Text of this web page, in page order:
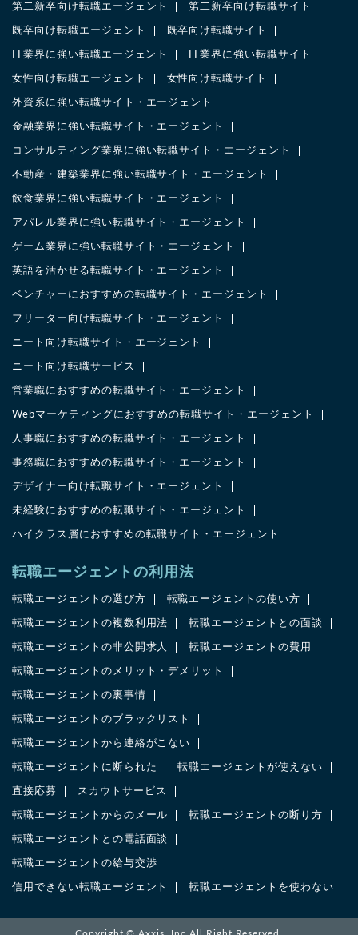
第二新卒向け転職エージェント 第二新卒向け転職サイト
既卒向け転職エージェント 既卒向け転職サイト
IT業界に強い転職エージェント IT業界に強い転職サイト
女性向け転職エージェント 女性向け転職サイト
外資系に強い転職サイト・エージェント
金融業界に強い転職サイト・エージェント
コンサルティング業界に強い転職サイト・エージェント
不動産・建築業界に強い転職サイト・エージェント
飲食業界に強い転職サイト・エージェント
アパレル業界に強い転職サイト・エージェント
ゲーム業界に強い転職サイト・エージェント
英語を活かせる転職サイト・エージェント
ベンチャーにおすすめの転職サイト・エージェント
フリーター向け転職サイト・エージェント
ニート向け転職サイト・エージェント
ニート向け転職サービス
営業職におすすめの転職サイト・エージェント
Webマーケティングにおすすめの転職サイト・エージェント
人事職におすすめの転職サイト・エージェント
事務職におすすめの転職サイト・エージェント
デザイナー向け転職サイト・エージェント
未経験におすすめの転職サイト・エージェント
ハイクラス層におすすめの転職サイト・エージェント
転職エージェントの利用法
転職エージェントの選び方 転職エージェントの使い方
転職エージェントの複数利用法 転職エージェントとの面談
転職エージェントの非公開求人 転職エージェントの費用
転職エージェントのメリット・デメリット
転職エージェントの裏事情
転職エージェントのブラックリスト
転職エージェントから連絡がこない
転職エージェントに断られた 転職エージェントが使えない
直接応募 スカウトサービス
転職エージェントからのメール 転職エージェントの断り方
転職エージェントとの電話面談
転職エージェントの給与交渉
信用できない転職エージェント 転職エージェントを使わない